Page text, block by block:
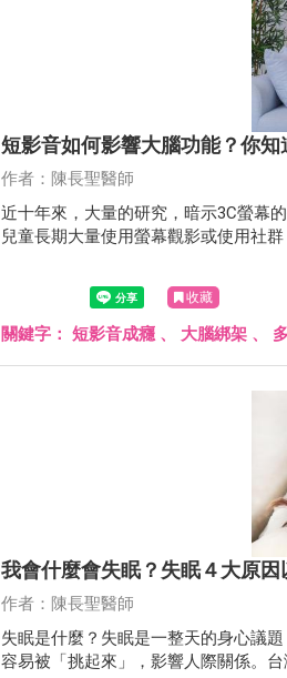
短影音如何影響大腦功能？你
作者：陳長聖醫師
近十年來，大量的研究，暗示3C螢幕
兒童長期大量使用螢幕觀影或使用社
收藏
關鍵字： 短影音成癮 、 大腦綁架 、
我會什麼會失眠？失眠４大原
作者：陳長聖醫師
失眠是什麼？失眠是一整天的身心議
容易被「挑起來」，影響人際關係。